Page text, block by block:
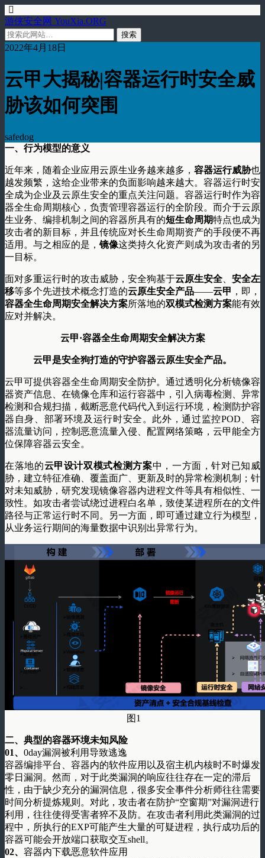
游侠安全网 YouXia.ORG
2022年4月18日
云甲大揭秘|容器运行时安全威
胁该如何突围
safedog
一、 行为模型的意义
近年来，随着企业应用云原生业务越来越多， 容器运行威胁也
越发频繁，这给企业带来的负面影响越来越大。容器运行时安
全成为企业及云原生安全的重点关注问题。容器运行时作为容
器全生命周期核心，负责管理容器运行的全阶段。而介于云原
生业务、编排机制之间的容器所具有的短生命周期特点也成为
攻击者的新目标，并且传统应对长生命周期资产的手段便不再
适用。与之相应的是， 镜像这类持久化资产则成为攻击者的另
一目标。
面对多重运行时的攻击威胁，安全狗基于云原生安全
安全左
移等多个先进技术概念打造的云原生安全产品——云甲 ，即，
容器全生命周期安全解决方案所落地的双模式检测方案能有效
应对并解决。
云甲·容器全生命周期安全解决方案
云甲是安全狗打造的守护容器云原生安全产品。
云甲可提供容器全生命周期安全防护。通过透明化分析镜像容
器资产信息、在镜像仓库和运行容器中，引入病毒检测、异常
检测和合规扫描，截断恶意代码代入到运行环境，检测防护容
器自身、部署环境及运行时安全。此外，通过监控POD、容
器流量访问，控制恶意流量入侵、配置网络策略，云甲能全方
位保障容器云安全。
在落地的云甲设计双模式检测方案中，一方面，针对已知威
胁，建立特征准确、覆盖面广、更新及时的异常检测机制；针
对未知威胁，研究发现镜像容器内进程文件等具有相似性、一
致性。如攻击者尝试绕过进程白名单，致使某进程所在的文件
路径与正常运行时不同。另一方面，即可通过建立行为模型，
从业务运行期间的海量数据中识别出异常行为。
图1
二、 典型的容器环境未知风险
01、 0day漏洞被利用导致逃逸
容器编排平台、容器内的软件应用以及宿主机内核时不时爆发
零日漏洞。然而，对于此类漏洞的响应往往存在一定的滞后
性，由于缺少充分的漏洞信息，很多安全事件分析师往往需要
时间分析提炼规则。对此，攻击者在防护“空窗期”对漏洞进行
利用，往往使得受害者猝不及防。在攻击者利用此类漏洞的过
程中，所执行的EXP可能产生大量的可疑进程，执行成功后的
容器可能会开放端口获取交互shell。
02、 容器内下载恶意软件应用